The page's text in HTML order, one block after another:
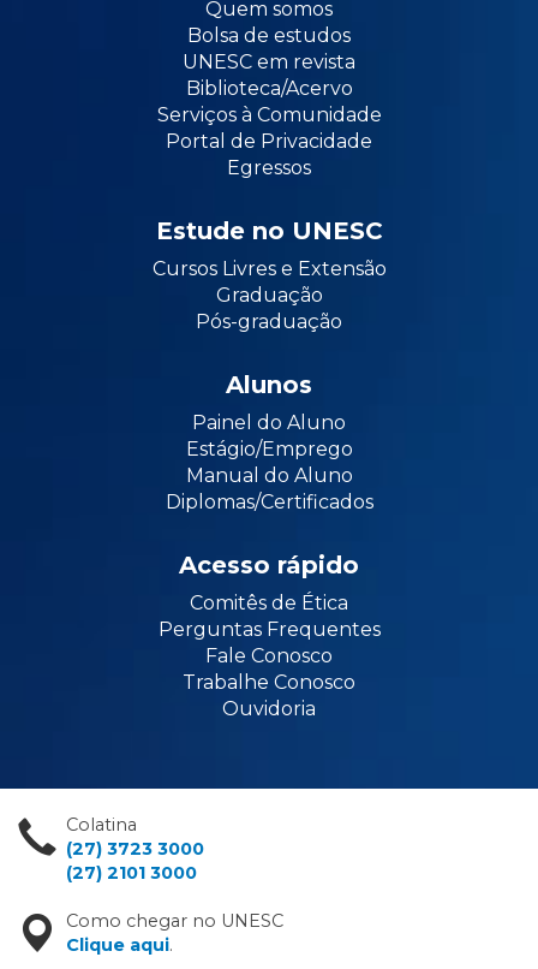
Quem somos
Bolsa de estudos
UNESC em revista
Biblioteca/Acervo
Serviços à Comunidade
Portal de Privacidade
Egressos
Estude no UNESC
Cursos Livres e Extensão
Graduação
Pós-graduação
Alunos
Painel do Aluno
Estágio/Emprego
Manual do Aluno
Diplomas/Certificados
Acesso rápido
Comitês de Ética
Perguntas Frequentes
Fale Conosco
Trabalhe Conosco
Ouvidoria
Colatina
(27) 3723 3000
(27) 2101 3000
Como chegar no UNESC
Clique aqui.